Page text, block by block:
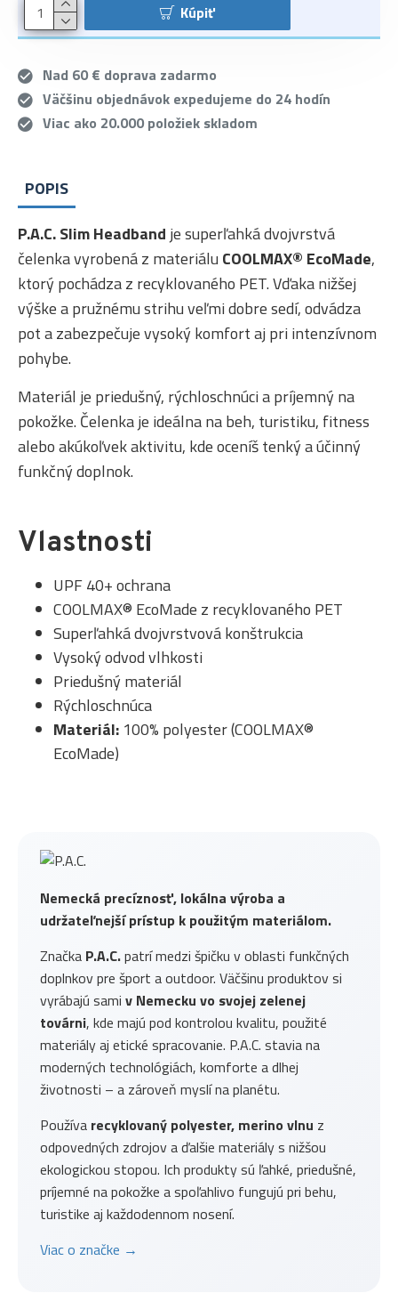
Kúpiť
Nad 60 € doprava zadarmo
Väčšinu objednávok expedujeme do 24 hodín
Viac ako 20.000 položiek skladom
Nemecká precíznosť, lokálna výroba a
udržateľnejší prístup k použitým materiálom.
Značka P.A.C.patrí medzi špičku v oblasti funkčných
doplnkov pre šport a outdoor. Väčšinu produktov si
vyrábajú sami v Nemecku vo svojej zelenej
továrni, kde majú pod kontrolou kvalitu, použité
materiály aj etické spracovanie. P.A.C. stavia na
moderných technológiách, komforte a dlhej
životnosti – a zároveň myslí na planétu.
Používa recyklovaný polyester, merino vlnu z
odpovedných zdrojov a ďalšie materiály s nižšou
ekologickou stopou. Ich produkty sú ľahké, priedušné,
príjemné na pokožke a spoľahlivo fungujú pri behu,
turistike aj každodennom nosení.
Viac o značke →
POPIS
P.A.C. Slim Headband je superľahká dvojvrstvá
čelenka vyrobená z materiálu COOLMAX® EcoMade,
ktorý pochádza z recyklovaného PET. Vďaka nižšej
výške a pružnému strihu veľmi dobre sedí, odvádza
pot a zabezpečuje vysoký komfort aj pri intenzívnom
pohybe.
Materiál je priedušný, rýchloschnúci a príjemný na
pokožke. Čelenka je ideálna na beh, turistiku, fitness
alebo akúkoľvek aktivitu, kde oceníš tenký a účinný
funkčný doplnok.
Vlastnosti
UPF 40+ ochrana
COOLMAX® EcoMade z recyklovaného PET
Superľahká dvojvrstvová konštrukcia
Vysoký odvod vlhkosti
Priedušný materiál
Rýchloschnúca
Materiál: 100% polyester (COOLMAX®
EcoMade)